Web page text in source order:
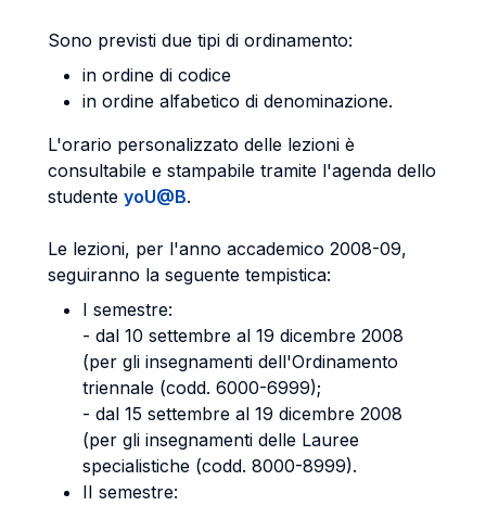
Sono previsti due tipi di ordinamento:
in ordine di codice
in ordine alfabetico di denominazione.
L'orario personalizzato delle lezioni è
consultabile e stampabile tramite l'agenda dello
studente yoU@B.
Le lezioni, per l'anno accademico 2008-09,
seguiranno la seguente tempistica:
I semestre:
- dal 10 settembre al 19 dicembre 2008
(per gli insegnamenti dell'Ordinamento
triennale (codd. 6000-6999);
- dal 15 settembre al 19 dicembre 2008
(per gli insegnamenti delle Lauree
specialistiche (codd. 8000-8999).
II semestre: